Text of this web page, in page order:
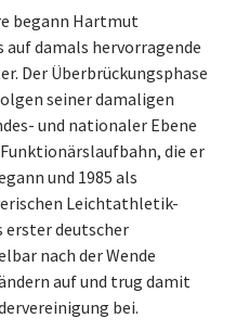
begann Hartmut
auf damals hervorragende
Der Überbrückungsphase
seiner damaligen
und nationaler Ebene
die er
und 1985 als
Leichtathletik-
erster deutscher
nach der Wende
auf und trug damit
bei.